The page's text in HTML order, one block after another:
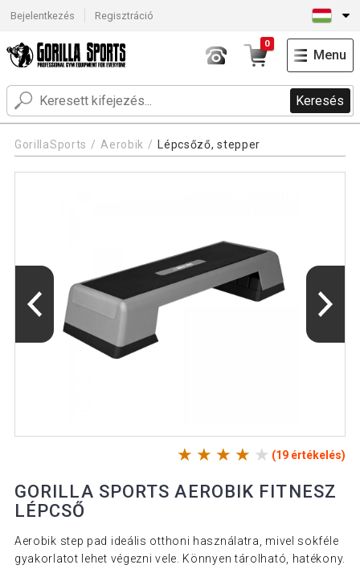
Bejelentkezés Regisztráció
Keresés
0
Menu
GorillaSports Aerobik Lépcsőző, stepper
(19 értékelés)
GORILLA SPORTS AEROBIK FITNESZ
LÉPCSŐ
Aerobik step pad ideális otthoni használatra, mivel sokféle
gyakorlatot lehet végezni vele. Könnyen tárolható, hatékony.